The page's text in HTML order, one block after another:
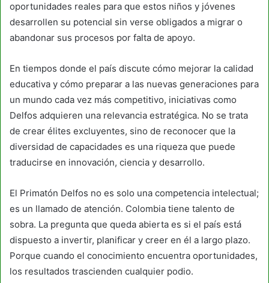
oportunidades reales para que estos niños y jóvenes
desarrollen su potencial sin verse obligados a migrar o
abandonar sus procesos por falta de apoyo.
En tiempos donde el país discute cómo mejorar la calidad
educativa y cómo preparar a las nuevas generaciones para
un mundo cada vez más competitivo, iniciativas como
Delfos adquieren una relevancia estratégica. No se trata
de crear élites excluyentes, sino de reconocer que la
diversidad de capacidades es una riqueza que puede
traducirse en innovación, ciencia y desarrollo.
El Primatón Delfos no es solo una competencia intelectual;
es un llamado de atención. Colombia tiene talento de
sobra. La pregunta que queda abierta es si el país está
dispuesto a invertir, planificar y creer en él a largo plazo.
Porque cuando el conocimiento encuentra oportunidades,
los resultados trascienden cualquier podio.